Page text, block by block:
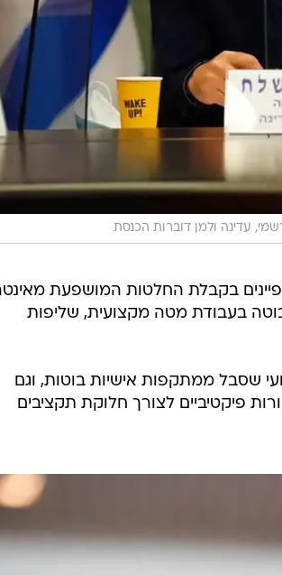
עדינה ולמן דוברות הכנסת
בקבלת החלטות המושפעת
בעבודת מטה מקצועית, שליפות
שסבל ממתקפות אישיות בוטות, וגם
פיקטיביים לצורך חלוקת תקציבים